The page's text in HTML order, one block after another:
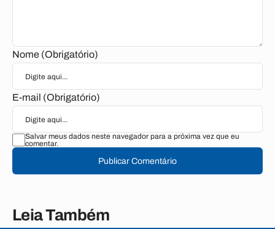
Nome (Obrigatório)
E-mail (Obrigatório)
Salvar meus dados neste navegador para a próxima vez que eu
comentar.
Publicar Comentário
Leia Também